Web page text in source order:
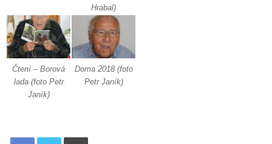
Hrabal)
Čtení – Borová
lada (foto Petr
Janík)
Doma 2018 (foto
Petr Janík)
Tisknout